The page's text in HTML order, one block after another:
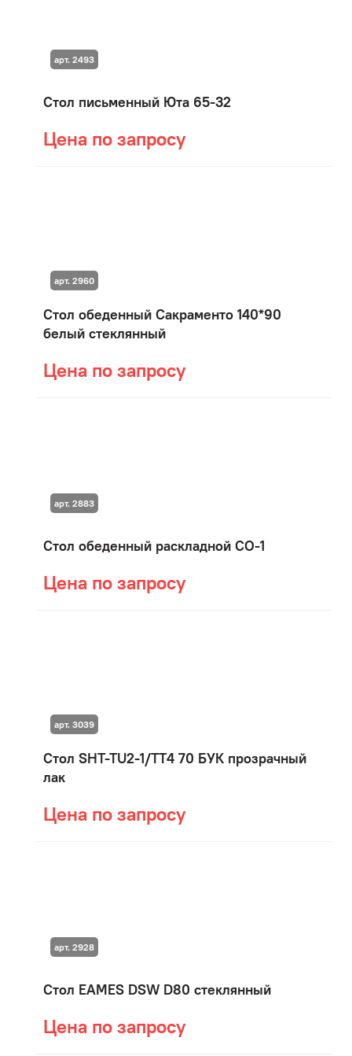
Стол письменный Юта 65-32
Цена по запросу
арт. 2493
Стол обеденный Сакраменто 140*90
белый стеклянный
Цена по запросу
арт. 2960
Стол обеденный раскладной СО-1
Цена по запросу
арт. 2883
Стол SHT-TU2-1/ТT4 70 БУК прозрачный
лак
Цена по запросу
арт. 3039
Стол EAMES DSW D80 стеклянный
Цена по запросу
арт. 2928